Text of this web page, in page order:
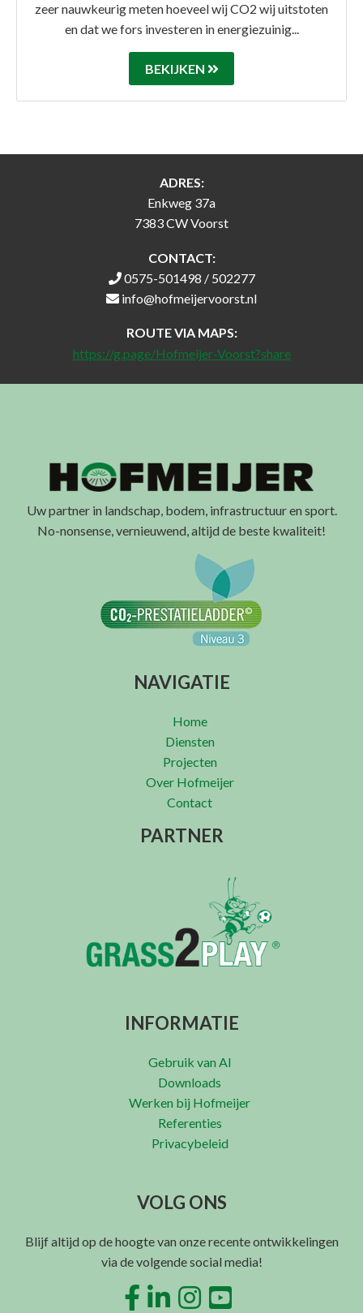
zeer nauwkeurig meten hoeveel wij CO2 wij uitstoten
en dat we fors investeren in energiezuinig...
BEKIJKEN
ADRES:
Enkweg 37a
7383 CW Voorst
CONTACT:
0575-501498 / 502277
info@hofmeijervoorst.nl
ROUTE VIA MAPS:
https://g.page/Hofmeijer-Voorst?share
Uw partner in landschap, bodem, infrastructuur en sport.
No-nonsense, vernieuwend, altijd de beste kwaliteit!
NAVIGATIE
Home
Diensten
Projecten
Over Hofmeijer
Contact
PARTNER
INFORMATIE
Gebruik van AI
Downloads
Werken bij Hofmeijer
Referenties
Privacybeleid
VOLG ONS
Blijf altijd op de hoogte van onze recente ontwikkelingen
via de volgende social media!